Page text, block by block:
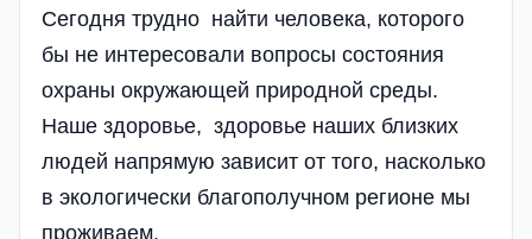
Сегодня трудно найти человека, которого
бы не интересовали вопросы состояния
охраны окружающей природной среды.
Наше здоровье, здоровье наших близких
людей напрямую зависит от того, насколько
в экологически благополучном регионе мы
проживаем.